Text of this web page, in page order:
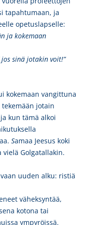
tapahtumaan, ja
opetuslapselle:
ja kokemaan
jos sinä jotakin voit!”
kokemaan vangittuna
jotain
kun tämä alkoi
Samaa Jeesus koki
Golgatallakin.
uuden alku: ristiä
väheksyntää,
kotona tai
ympyröissä.